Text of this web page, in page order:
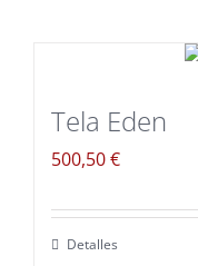
Tela Eden
500,50€
Detalles